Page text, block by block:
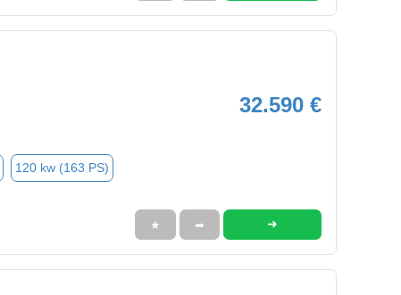
32.590 €
120 kw (163 PS)
★ ➦ ➜